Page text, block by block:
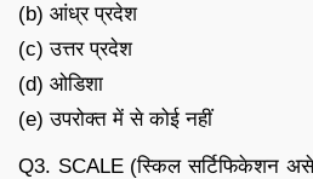
(b) आंध्र प्रदेश
(c) उत्तर प्रदेश
(d) ओडिशा
(e) उपरोक्त में से कोई नहीं
Q3. SCALE (स्किल सर्टिफिकेशन